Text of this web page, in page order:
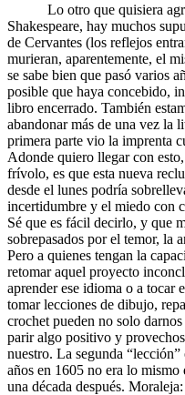
Lo otro que quisiera
Shakespeare, hay muchos
de Cervantes (los reflejos
murieran, aparentemente, el
se sabe bien que pasó varios
posible que haya concebido,
libro encerrado. También
abandonar más de una vez la
primera parte vio la imprenta
Adonde quiero llegar con
frívolo, es que esta nueva
desde el lunes podría
incertidumbre y el miedo con
Sé que es fácil decirlo, y que
sobrepasados por el temor, la
Pero a quienes tengan la
retomar aquel proyecto
aprender ese idioma o a tocar
tomar lecciones de dibujo,
crochet pueden no solo
parir algo positivo y
nuestro. La segunda
años en 1605 no era lo mismo
una década después.